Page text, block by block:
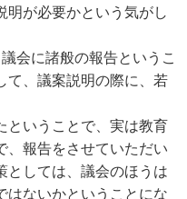
明が必要かという気がし
会に諸般の報告というこ
て、議案説明の際に、若
ということで、実は教育
、報告をさせていただい
としては、議会のほうは
はないかということにな